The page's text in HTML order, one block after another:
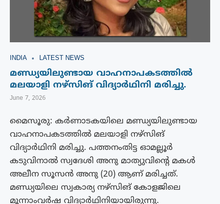
INDIA LATEST NEWS
മണ്ഡ്യയിലുണ്ടായ വാഹനാപകടത്തിൽ
മലയാളി നഴ്‌സിങ് വിദ്യാർഥിനി മരിച്ചു.
June 7, 2026
മൈസൂരു: കർണാടകയിലെ മണ്ഡ്യയിലുണ്ടായ
വാഹനാപകടത്തിൽ മലയാളി നഴ്‌സിങ്
വിദ്യാർഥിനി മരിച്ചു. പത്തനംതിട്ട ഓമല്ലൂർ
കടുവിനാൽ സ്വദേശി അനു മാത്യുവിൻ്റെ മകൾ
അലീന സൂസൻ അനു (20) ആണ് മരിച്ചത്.
മണ്ഡ്യയിലെ സ്വകാര്യ നഴ്‌സിങ് കോളജിലെ
മൂന്നാംവർഷ വിദ്യാർഥിനിയായിരുന്നു.